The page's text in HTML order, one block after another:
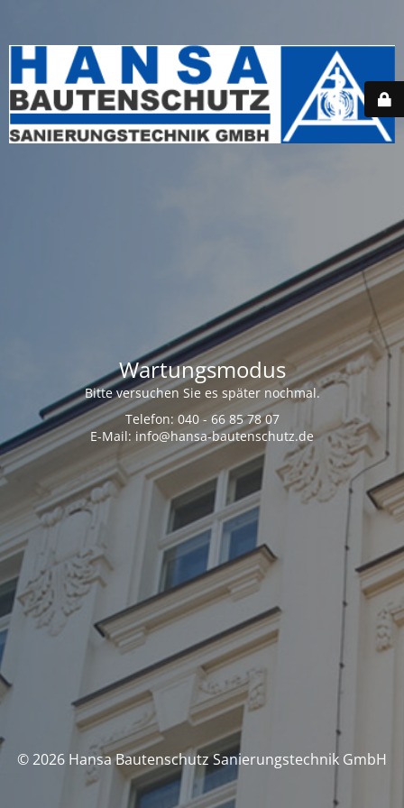
Wartungsmodus
Bitte versuchen Sie es später nochmal.
Telefon: 040 - 66 85 78 07
E-Mail: info@hansa-bautenschutz.de
© 2026 Hansa Bautenschutz Sanierungstechnik GmbH